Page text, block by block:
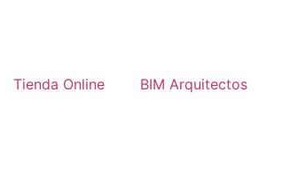
Tienda Online BIM Arquitectos